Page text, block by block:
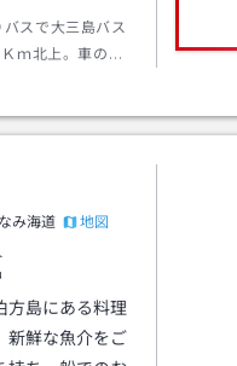
スで大三島バス
ｍ北上。車の場
み海道
地図
方島にある料理
新鮮な魚介をご